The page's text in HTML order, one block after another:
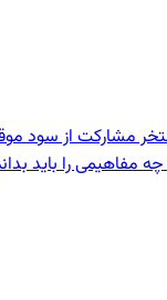
مشارکت از سود
مفاهیمی را باید